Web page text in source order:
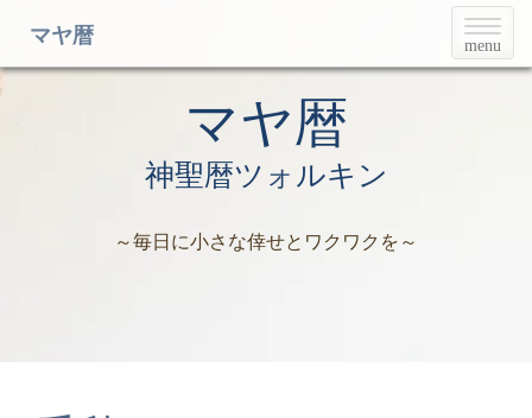
T
o
g
menu
マヤ暦
マヤ暦
神聖暦ツォルキン
～毎日に小さな倖せとワクワクを～